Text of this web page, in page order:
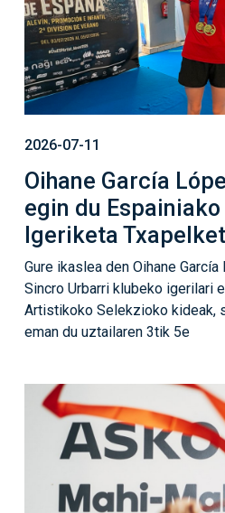
2026-07-11
Oihane García
egin du
Igeriketa
Gure ikaslea den Oihane
Sincro Urbarri klubeko igerilari
Artistikoko Selekzioko kideak,
eman du uztailaren 3tik 5e
Irudia